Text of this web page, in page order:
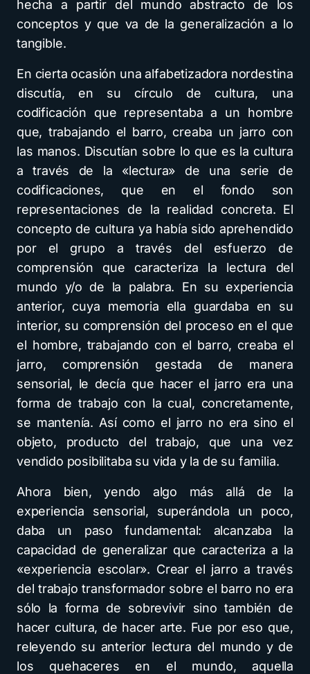
hecha a partir del mundo abstracto de los
conceptos y que va de la generalización a lo
tangible.
En cierta ocasión una alfabetizadora nordestina
discutía, en su círculo de cultura, una
codificación que representaba a un hombre
que, trabajando el barro, creaba un jarro con
las manos. Discutían sobre lo que es la cultura
a través de la «lectura» de una serie de
codificaciones, que en el fondo son
representaciones de la realidad concreta. El
concepto de cultura ya había sido aprehendido
por el grupo a través del esfuerzo de
comprensión que caracteriza la lectura del
mundo y/o de la palabra. En su experiencia
anterior, cuya memoria ella guardaba en su
interior, su comprensión del proceso en el que
el hombre, trabajando con el barro, creaba el
jarro, comprensión gestada de manera
sensorial, le decía que hacer el jarro era una
forma de trabajo con la cual, concretamente,
se mantenía. Así como el jarro no era sino el
objeto, producto del trabajo, que una vez
vendido posibilitaba su vida y la de su familia.
Ahora bien, yendo algo más allá de la
experiencia sensorial, superándola un poco,
daba un paso fundamental: alcanzaba la
capacidad de generalizar que caracteriza a la
«experiencia escolar». Crear el jarro a través
del trabajo transformador sobre el barro no era
sólo la forma de sobrevivir sino también de
hacer cultura, de hacer arte. Fue por eso que,
releyendo su anterior lectura del mundo y de
los quehaceres en el mundo, aquella